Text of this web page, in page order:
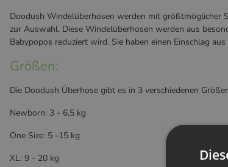
Doodush Windelüberhosen werden mit größtmöglicher
zur Auswahl. Diese Windelüberhosen werden aus
Babypopos reduziert wird. Sie haben einen Einschlag
Größen:
Die Doodush Überhose gibt es in 3 verschiedenen
Newborn: 3 - 6,5 kg
One Size: 5 -15 kg
XL: 9 - 20 kg